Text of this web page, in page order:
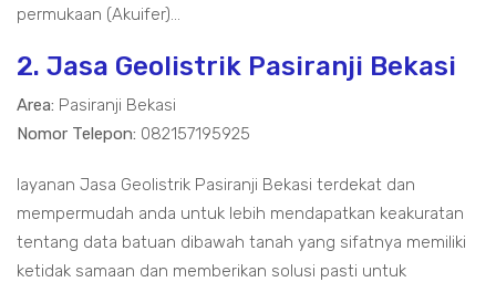
permukaan (Akuifer)...
2. Jasa Geolistrik Pasiranji Bekasi
Area: Pasiranji Bekasi
Nomor Telepon: 082157195925
layanan Jasa Geolistrik Pasiranji Bekasi terdekat dan
mempermudah anda untuk lebih mendapatkan keakuratan
tentang data batuan dibawah tanah yang sifatnya memiliki
ketidak samaan dan memberikan solusi pasti untuk